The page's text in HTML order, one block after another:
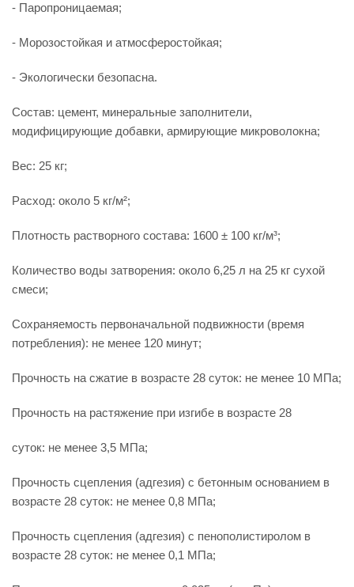
- Паропроницаемая;
- Морозостойкая и атмосферостойкая;
- Экологически безопасна.
Состав: цемент, минеральные заполнители,
модифицирующие добавки, армирующие микроволокна;
Вес: 25 кг;
Расход: около 5 кг/м²;
Плотность растворного состава: 1600 ± 100 кг/м³;
Количество воды затворения: около 6,25 л на 25 кг сухой
смеси;
Сохраняемость первоначальной подвижности (время
потребления): не менее 120 минут;
Прочность на сжатие в возрасте 28 суток: не менее 10 МПа;
Прочность на растяжение при изгибе в возрасте 28
суток: не менее 3,5 МПа;
Прочность сцепления (адгезия) с бетонным основанием в
возрасте 28 суток: не менее 0,8 МПа;
Прочность сцепления (адгезия) с пенополистиролом в
возрасте 28 суток: не менее 0,1 МПа;